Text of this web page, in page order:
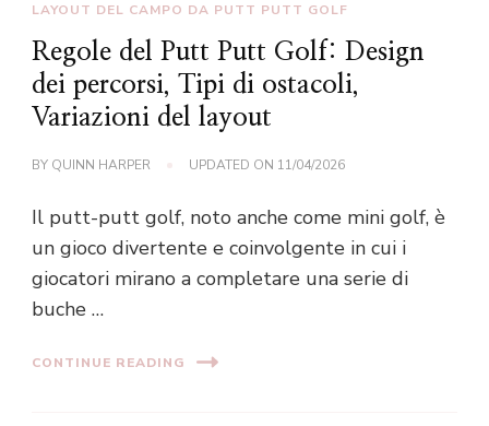
LAYOUT DEL CAMPO DA PUTT PUTT GOLF
Regole del Putt Putt Golf: Design
dei percorsi, Tipi di ostacoli,
Variazioni del layout
BY QUINN HARPER UPDATED ON 11/04/2026
Il putt-putt golf, noto anche come mini golf, è
un gioco divertente e coinvolgente in cui i
giocatori mirano a completare una serie di
buche …
CONTINUE READING